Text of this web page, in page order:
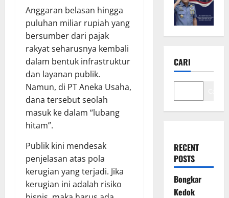
Anggaran belasan hingga
puluhan miliar rupiah yang
bersumber dari pajak
rakyat seharusnya kembali
dalam bentuk infrastruktur
dan layanan publik.
Namun, di PT Aneka Usaha,
dana tersebut seolah
masuk ke dalam “lubang
hitam”.
Publik kini mendesak
penjelasan atas pola
kerugian yang terjadi. Jika
kerugian ini adalah risiko
CARI
RECENT
POSTS
Bongkar
Kedok